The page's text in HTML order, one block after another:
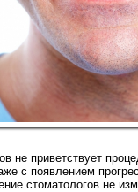
не приветствует
с появлением
стоматологов не